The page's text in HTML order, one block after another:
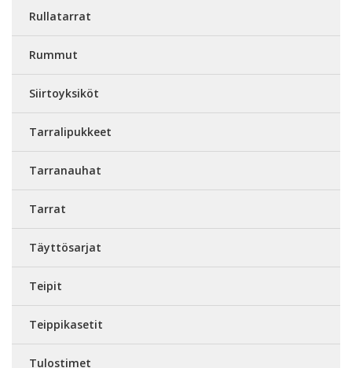
Rullatarrat
Rummut
Siirtoyksiköt
Tarralipukkeet
Tarranauhat
Tarrat
Täyttösarjat
Teipit
Teippikasetit
Tulostimet